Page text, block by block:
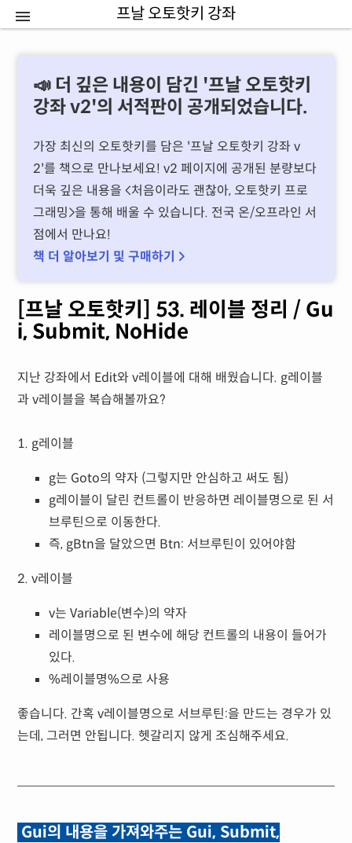
프날 오토핫키 강좌
📣 더 깊은 내용이 담긴 '프날 오토핫키
강좌 v2'의 서적판이 공개되었습니다.
가장 최신의 오토핫키를 담은 '프날 오토핫키 강좌 v
2'를 책으로 만나보세요! v2 페이지에 공개된 분량보다
더욱 깊은 내용을 처음이라도 괜찮아, 오토핫키 프로
그래밍을 통해 배울 수 있습니다. 전국 온/오프라인 서
점에서 만나요!
책 더 알아보기 및 구매하기 
[프날 오토핫키] 53. 레이블 정리 / Gu
i, Submit, NoHide
지난 강좌에서 Edit와 v레이블에 대해 배웠습니다. g레이블
과 v레이블을 복습해볼까요?
1. g레이블
g는 Goto의 약자 (그렇지만 안심하고 써도 됨)
g레이블이 달린 컨트롤이 반응하면 레이블명으로 된 서
브루틴으로 이동한다.
즉, gBtn을 달았으면 Btn: 서브루틴이 있어야함
2. v레이블
v는 Variable(변수)의 약자
레이블명으로 된 변수에 해당 컨트롤의 내용이 들어가
있다.
%레이블명%으로 사용
좋습니다. 간혹 v레이블명으로 서브루틴:을 만드는 경우가 있
는데, 그러면 안됩니다. 헷갈리지 않게 조심해주세요.
Gui의 내용을 가져와주는 Gui, Submit,